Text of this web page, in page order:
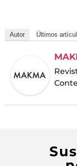
Autor Últimos